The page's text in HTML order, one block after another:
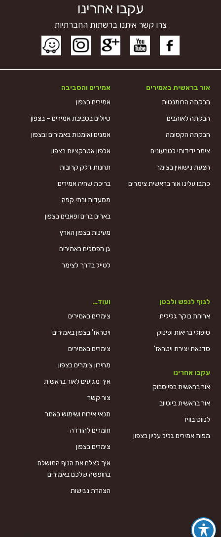
עקבו אחרינו
צרו קשר איתנו ברשתות החברתיות
אור בראשית באמירים
הבקתה הרומנטית
הבקתה לאוהבים
הבקתה הקסומה
צימר ידידותי לטבעונים
הצעת נישואין בצימר
כתבו עלינו אור בראשית צימרים
אמירים והסביבה
אמירים בצפון
טיולים בסביבת אמירים – בצפון
אמנים ואומנות באמירים ובצפון
אלפון אטרקציות בצפון
תחנות דלק קרובות
בריכת שחיה אמירים
מסעדות ובתי קפה
בארים ברים ופאבים בצפון
מעינות בצפון הארץ
גן הפסלים באמירים
לטייל בדרך לצימר
לגוף לנפש ולבטן
ארוחת בוקר גלילית
טיפולי בריאות ופינוק
סדנאת יצירת ויטראז'
עקבו אחרינו
אור בראשית בפייסבוק
אור בראשית ביוטיוב
לנווט בוויז
מפות אמירים גליל עליון בצפון
ועוד…
צימרים באמירים
ויטראז' בצפון באמירים
צימרים באמירים
מחירון צימרים בצפון
איך מגיעים לאור בראשית
צור קשר
תנאי אירוח ושימוש באתר
חומרים להורדה
צימרים בצפון
איך לצלם את הנוף המושלם
בחופשה שלכם באמירים
הצהרת נגישות